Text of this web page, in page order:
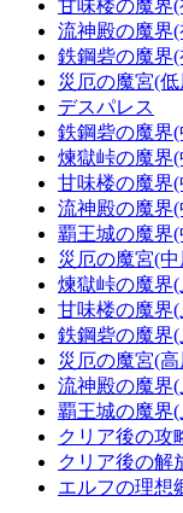
甘味楼の魔界
流神殿の魔界
鉄鋼砦の魔界
災厄の魔宮(低
デスパレス
鉄鋼砦の魔界
煉獄峠の魔界
甘味楼の魔界
流神殿の魔界
覇王城の魔界
災厄の魔宮(中
煉獄峠の魔界
甘味楼の魔界
鉄鋼砦の魔界
災厄の魔宮(高
流神殿の魔界
覇王城の魔界
クリア後の攻
クリア後の解
エルフの理想